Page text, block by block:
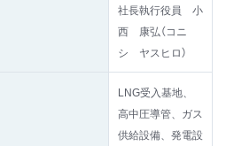
社長執行役員 小
西 康弘（コニ
シ ヤスヒロ）
LNG受入基地、
高中圧導管、ガス
供給設備、発電設